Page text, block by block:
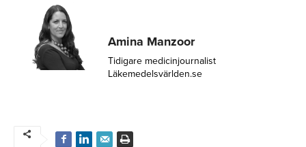
Amina Manzoor
Tidigare medicinjournalist
Läkemedelsvärlden.se